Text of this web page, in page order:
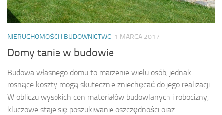
NIERUCHOMOŚCI I BUDOWNICTWO 1 MARCA 2017
Domy tanie w budowie
Budowa własnego domu to marzenie wielu osób, jednak
rosnące koszty mogą skutecznie zniechęcać do jego realizacji.
W obliczu wysokich cen materiałów budowlanych i robocizny,
kluczowe staje się poszukiwanie oszczędności oraz